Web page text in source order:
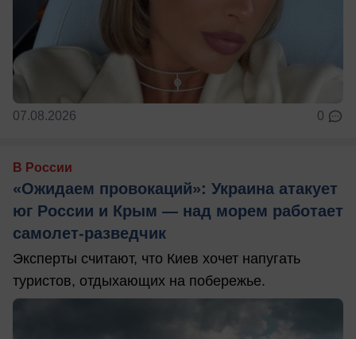
07.08.2026 0
В России
«Ожидаем провокаций»: Украина атакует
юг России и Крым — над морем работает
самолет-разведчик
Эксперты считают, что Киев хочет напугать
туристов, отдыхающих на побережье.